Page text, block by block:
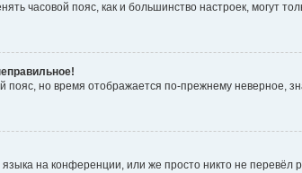
часовой пояс, как и большинство настроек, могут
пояс, но время отображается по-прежнему неверное,
на конференции, или же просто никто не